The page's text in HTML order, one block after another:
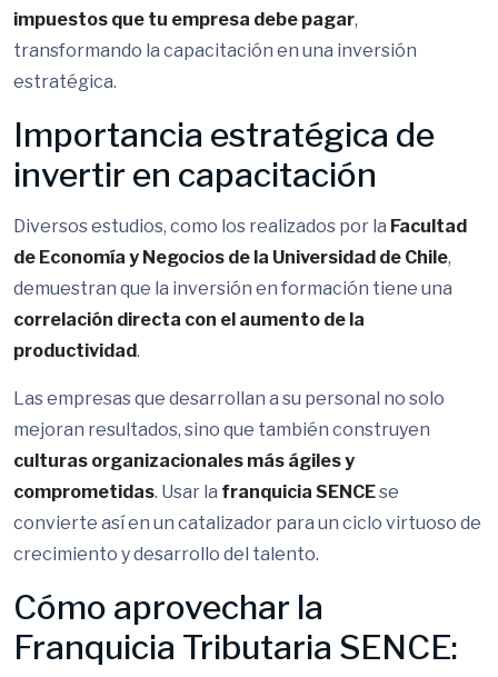
impuestos que tu empresa debe pagar,
transformando la capacitación en una inversión
estratégica.
Importancia estratégica de
invertir en capacitación
Diversos estudios, como los realizados por la Facultad
de Economía y Negocios de la Universidad de Chile,
demuestran que la inversión en formación tiene una
correlación directa con el aumento de la
productividad.
Las empresas que desarrollan a su personal no solo
mejoran resultados, sino que también construyen
culturas organizacionales más ágiles y
comprometidas. Usar la franquicia SENCEse
convierte así en un catalizador para un ciclo virtuoso de
crecimiento y desarrollo del talento.
Cómo aprovechar la
Franquicia Tributaria SENCE: